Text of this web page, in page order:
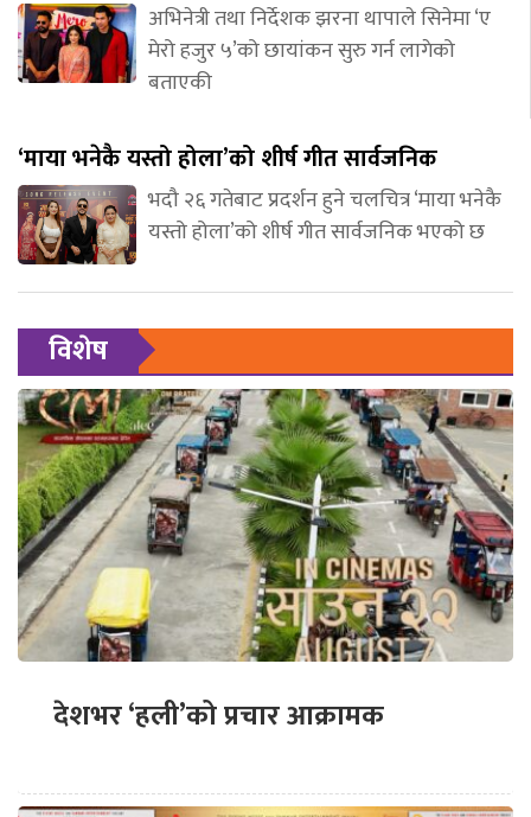
अभिनेत्री तथा निर्देशक झरना थापाले सिनेमा ‘ए
मेरो हजुर ५’को छायांकन सुरु गर्न लागेको
बताएकी
‘माया भनेकै यस्तो होला’को शीर्ष गीत सार्वजनिक
भदौ २६ गतेबाट प्रदर्शन हुने चलचित्र ‘माया भनेकै
यस्तो होला’को शीर्ष गीत सार्वजनिक भएको छ
विशेष
देशभर ‘हली’को प्रचार आक्रामक